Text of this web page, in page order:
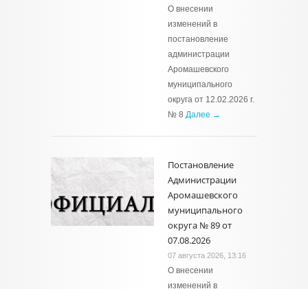
О внесении
изменений в
постановление
администрации
Аромашевского
муниципального
округа от 12.02.2026 г.
№ 8 Далее →
Постановление
Администрации
Аромашевского
муниципального
округа № 89 от
07.08.2026
07 августа 2026, 13:16
О внесении
изменений в